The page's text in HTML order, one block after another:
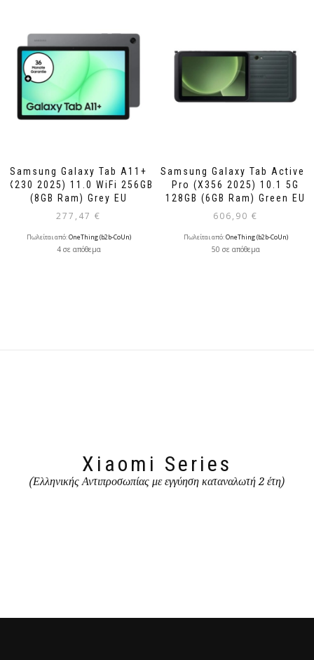
Samsung Galaxy Tab A11+
(X230 2025) 11.0 WiFi 256GB
(8GB Ram) Grey EU
277,47 €
Πωλείται από:OneThing (b2b-CoUn)
4 σε απόθεμα
Samsung Galaxy Tab Active5
Pro (X356 2025) 10.1 5G
128GB (6GB Ram) Green EU
606,90 €
Πωλείται από:OneThing (b2b-CoUn)
50 σε απόθεμα
Xiaomi Series
(Ελληνικής Αντιπροσωπίας με εγγύηση καταναλωτή 2 έτη)